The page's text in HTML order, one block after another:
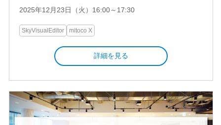
2025年12月23日（火）16:00～17:30
SkyVisualEditor mitoco X
詳細を見る